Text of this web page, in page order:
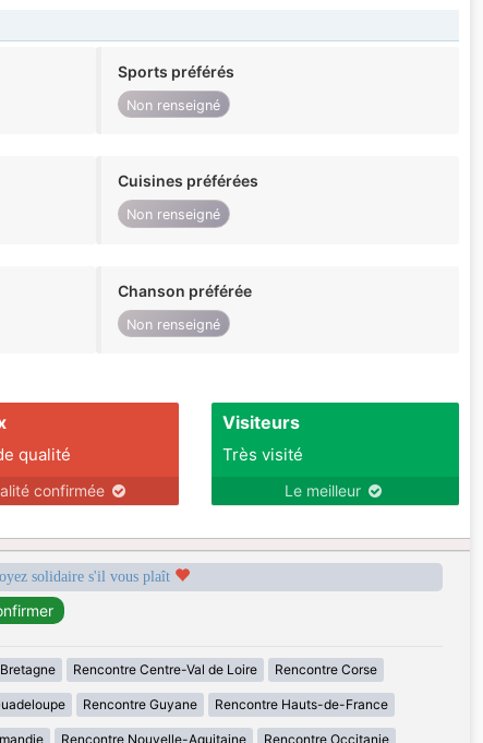
Sports préférés
Non renseigné
Cuisines préférées
Non renseigné
Chanson préférée
Non renseigné
qualité
confirmée
Visiteurs
Très visité
Le meilleur
solidaire s'il vous plaît
Rencontre Centre-Val de Loire Rencontre Corse
Rencontre Guyane Rencontre Hauts-de-France
Rencontre Nouvelle-Aquitaine Rencontre Occitanie